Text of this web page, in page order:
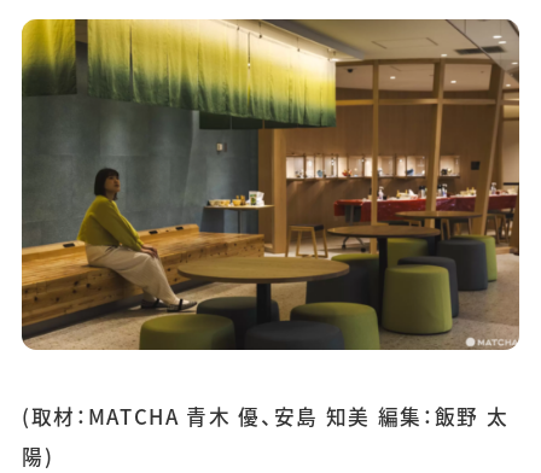
(取材：MATCHA 青木 優、安島 知美 編集：飯野 太
陽)